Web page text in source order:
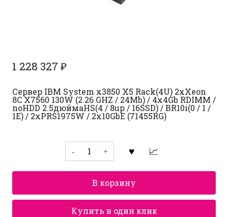
1 228 327 ₽
Сервер IBM System x3850 X5 Rack(4U) 2xXeon
8C X7560 130W (2.26 GHZ / 24Mb) / 4x4Gb RDIMM /
noHDD 2.5дюймаHS(4 / 8up / 16SSD) / BR10i(0 / 1 /
1E) / 2xPRS1975W / 2x10GbE (71455RG)
Количество
товара
Сервер
IBM
System
X5
71455RG
В корзину
Купить в один клик